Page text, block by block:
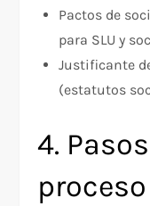
Pactos de
para SLU y
Justificante
(estatutos
4.